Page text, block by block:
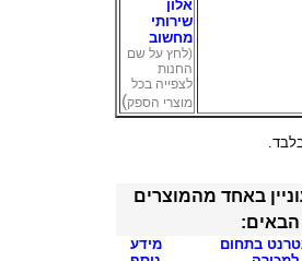
אלון
שירותי
מחשוב
(לחץ על שם
החנות
לצפייה בכל
מוצרי הספק)
באחד מהמוצרים
הבאים:
מידע
בתחום